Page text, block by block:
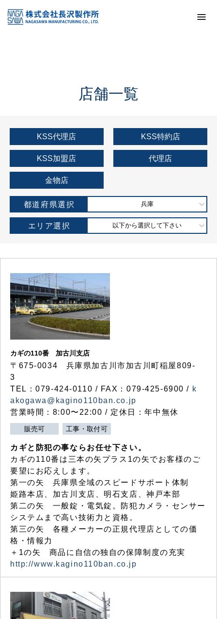
KSS加盟店・取扱店情報
店舗一覧
店舗一覧
KSS代理店 KSS特約店
KSS加盟店 代理店
金物店
都道府県選択 兵庫
エリア選択 以下から選択して下さい
カギの110番 加古川支店
〒675-0034 兵庫県加古川市加古川町稲屋809-
3
TEL：079-424-0110 / FAX：079-425-6900 / k
akogawa@kagino110ban.co.jp
営業時間：8:00〜22:00 / 定休日：年中無休
販売可 工事・取付可
カギと防犯の事ならお任せ下さい。
カギの110番は三本の矢プラス1の矢でお客様のご
要望にお応えします。
第一の矢 兵庫県全域のスピードサポート体制
姫路本店、加古川支店、明石支店、神戸本部
第二の矢 一般錠・電気錠。防犯カメラ・センサー
システムまで高い技術力と資格。
第三の矢 各種メーカーの正規代理店としての価
格・情報力
＋1の矢 商品に自信の独自の保障制度の充実
http://www.kagino110ban.co.jp